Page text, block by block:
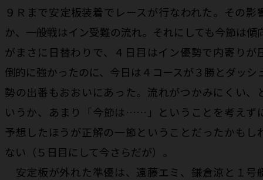
９Ｒまで安定板装着でレースが行なわれた。その影
か、一般戦はイン受難の流れ。それにしても今節は傾
がまさに日替わりで、４日目はイン優勢で内寄りが
倒的に強かったのに、今日は４コースが３勝とダッシ
勢の出番もおおいにあった。流れがつかみにくい、
いうか、あまり「今節は……」ということを考えず
予想したほうが正解の一節ということだったかもし
ない（５日目にして今さらだが）。
安定板が外れた準優は、遠藤エミ、鎌倉涼と１号